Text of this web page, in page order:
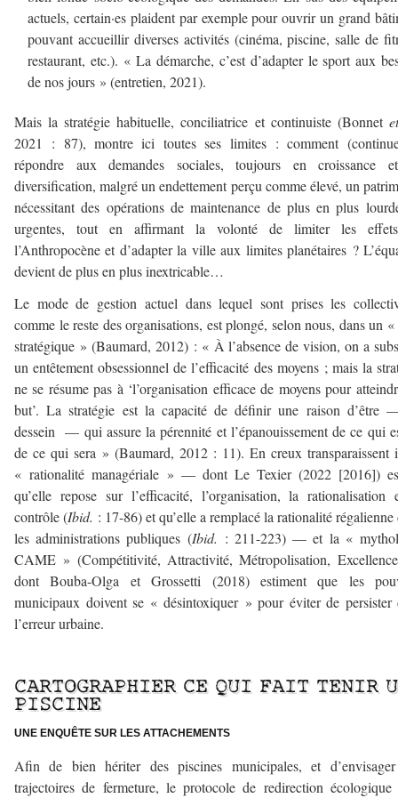
actuels, certain·es plaident par exemple pour ouvrir un grand
pouvant accueillir diverses activités (cinéma, piscine, salle de
restaurant, etc.). « La démarche, c’est d’adapter le sport aux
de nos jours » (entretien, 2021).
Mais la stratégie habituelle, conciliatrice et continuiste (Bonnet
2021 : 87), montre ici toutes ses limites : comment
répondre aux demandes sociales, toujours en croissance
diversification, malgré un endettement perçu comme élevé, un
nécessitant des opérations de maintenance de plus en plus
urgentes, tout en affirmant la volonté de limiter les
l’Anthropocène et d’adapter la ville aux limites planétaires ?
devient de plus en plus inextricable…
Le mode de gestion actuel dans lequel sont prises les
comme le reste des organisations, est plongé, selon nous, dans un
stratégique » (Baumard, 2012) : « À l’absence de vision, on a
un entêtement obsessionnel de l’efficacité des moyens ; mais la
ne se résume pas à ‘l’organisation efficace de moyens pour
but’. La stratégie est la capacité de définir une raison d’être
dessein — qui assure la pérennité et l’épanouissement de ce qui
de ce qui sera » (Baumard, 2012 : 11). En creux transparaissent
« rationalité managériale » — dont Le Texier (2022 [2016])
qu’elle repose sur l’efficacité, l’organisation, la rationalisation
contrôle (Ibid. : 17-86) et qu’elle a remplacé la rationalité régalienne
les administrations publiques (Ibid. : 211-223) — et la «
CAME » (Compétitivité, Attractivité, Métropolisation,
dont Bouba-Olga et Grossetti (2018) estiment que les
municipaux doivent se « désintoxiquer » pour éviter de persister
l’erreur urbaine.
CARTOGRAPHIER CE QUI FAIT TENIR
PISCINE
U NE ENQU ÊTE SUR LES ATTACHEMENTS
Afin de bien hériter des piscines municipales, et
trajectoires de fermeture, le protocole de redirection écologique